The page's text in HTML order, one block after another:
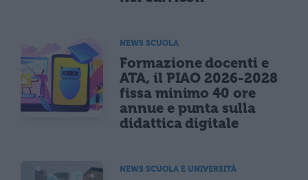
NEWS SCUOLA
Formazione docenti e
ATA, il PIAO 2026-2028
fissa minimo 40 ore
annue e punta sulla
didattica digitale
NEWS SCUOLA E UNIVERSITÀ